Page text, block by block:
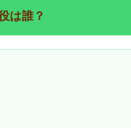
は誰？